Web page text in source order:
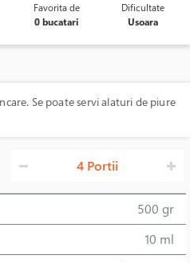
Favorita de
0 bucatari
Dificultate
Usoara
Se poate servi alaturi de piure
4 Portii
500 gr
10 ml